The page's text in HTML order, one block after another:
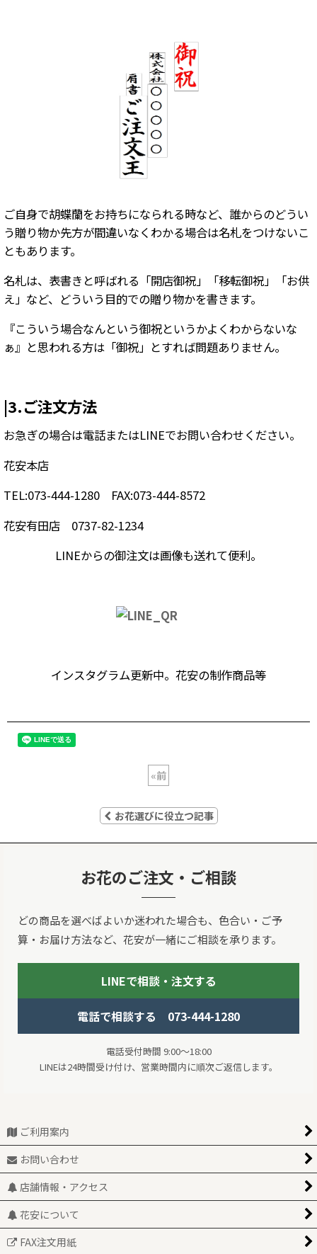
ご自身で胡蝶蘭をお持ちになられる時など、誰からのどうい
う贈り物か先方が間違いなくわかる場合は名札をつけないこ
ともあります。
名札は、表書きと呼ばれる「開店御祝」「移転御祝」「お供
え」など、どういう目的での贈り物かを書きます。
『こういう場合なんという御祝というかよくわからないな
ぁ』と思われる方は「御祝」とすれば問題ありません。
|3.ご注文方法
お急ぎの場合は電話またはLINEでお問い合わせください。
花安本店
TEL:073-444-1280 FAX:073-444-8572
花安有田店 0737-82-1234
LINEからの御注文は画像も送れて便利。
インスタグラム更新中。花安の制作商品等
«前
お花選びに役立つ記事
お花のご注文・ご相談
どの商品を選べばよいか迷われた場合も、色合い・ご予
算・お届け方法など、花安が一緒にご相談を承ります。
LINEで相談・注文する
電話で相談する 073-444-1280
電話受付時間 9:00～18:00
LINEは24時間受け付け、営業時間内に順次ご返信します。
ご利用案内
お問い合わせ
店舗情報・アクセス
花安について
FAX注文用紙